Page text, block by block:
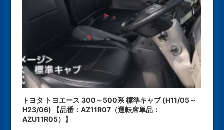
トヨタ トヨエース 300～500系 標準キャブ (H11/05～
H23/06) 【品番：AZ11R07（運転席単品：
AZU11R05）】